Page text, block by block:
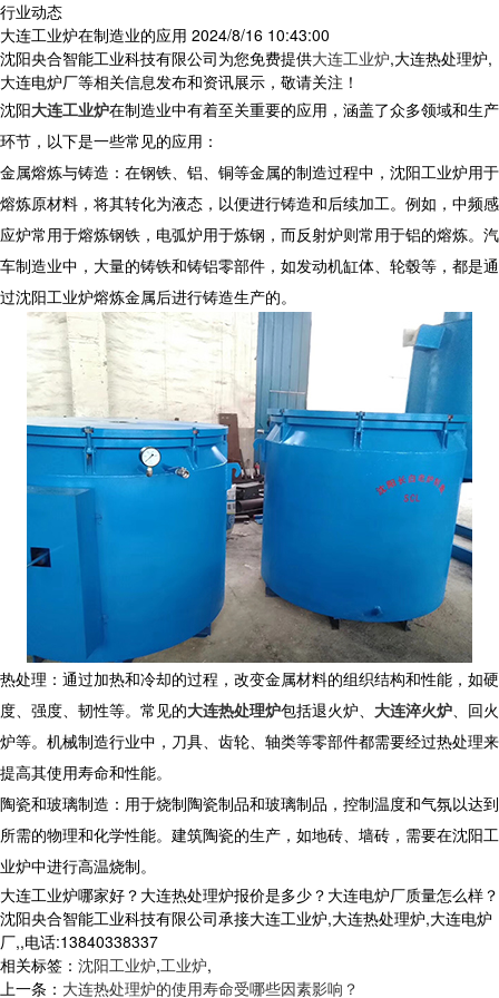
行业动态
大连工业炉在制造业的应用 2024/8/16 10:43:00
沈阳央合智能工业科技有限公司为您免费提供大连工业炉,大连热处理炉,
大连电炉厂等相关信息发布和资讯展示，敬请关注！
沈阳大连工业炉在制造业中有着至关重要的应用，涵盖了众多领域和生产
环节，以下是一些常见的应用：
金属熔炼与铸造：在钢铁、铝、铜等金属的制造过程中，沈阳工业炉用于
熔炼原材料，将其转化为液态，以便进行铸造和后续加工。例如，中频感
应炉常用于熔炼钢铁，电弧炉用于炼钢，而反射炉则常用于铝的熔炼。汽
车制造业中，大量的铸铁和铸铝零部件，如发动机缸体、轮毂等，都是通
过沈阳工业炉熔炼金属后进行铸造生产的。
热处理：通过加热和冷却的过程，改变金属材料的组织结构和性能，如硬
度、强度、韧性等。常见的大连热处理炉包括退火炉、 大连淬火炉、回火
炉等。机械制造行业中，刀具、齿轮、轴类等零部件都需要经过热处理来
提高其使用寿命和性能。
陶瓷和玻璃制造：用于烧制陶瓷制品和玻璃制品，控制温度和气氛以达到
所需的物理和化学性能。建筑陶瓷的生产，如地砖、墙砖，需要在沈阳工
业炉中进行高温烧制。
大连工业炉哪家好？大连热处理炉报价是多少？大连电炉厂质量怎么样？
沈阳央合智能工业科技有限公司承接大连工业炉,大连热处理炉,大连电炉
厂,,电话:13840338337
相关标签： 沈阳工业炉,工业炉,
上一条： 大连热处理炉的使用寿命受哪些因素影响？